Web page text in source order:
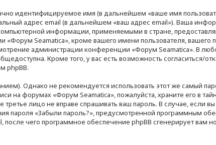
идентифицируемое имя (в дальнейшем «ваше имя
адрес email (в дальнейшем «ваш адрес email»). Ваша
информации, применяемыми в стране,
Seamatica», кроме вашего имени пользователя, вашего
администрации конференции «Форум Seamatica». В
Кроме того, у вас есть возможность согласиться/
phpBB.
Однако не рекомендуется использовать этот же самый
на форумах «Форум Seamatica», пожалуйста, храните его в
лицо не вправе спрашивать ваш пароль. В случае, если
пароля «Забыли пароль?», предусмотренной программным
чего программное обеспечение phpBB сгенерирует вам